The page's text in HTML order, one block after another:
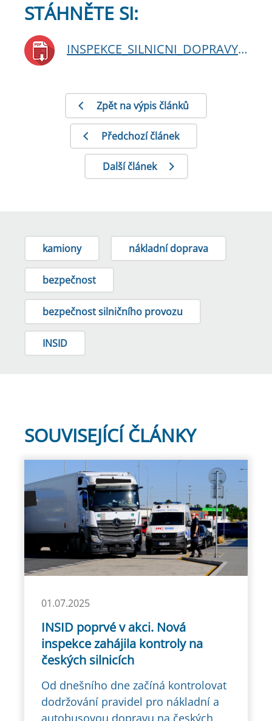
STÁHNĚTE SI:
INSPEKCE_SILNICNI_DOPRAVY_v_akci_digital_27_6.pdf
Zpět na výpis článků
Předchozí článek
Další článek
kamiony nákladní doprava
bezpečnost
bezpečnost silničního provozu
INSID
SOUVISEJÍCÍ ČLÁNKY
01.07.2025
INSID poprvé v akci. Nová
inspekce zahájila kontroly na
českých silnicích
Od dnešního dne začíná kontrolovat
dodržování pravidel pro nákladní a